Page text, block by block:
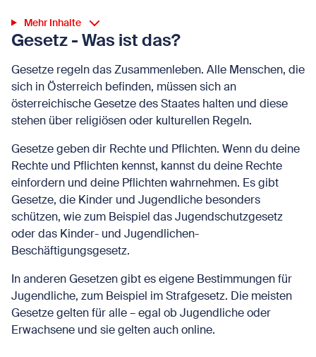
Mehr Inhalte
Gesetz - Was ist das?
Gesetze regeln das Zusammenleben. Alle Menschen, die
sich in Österreich befinden, müssen sich an
österreichische Gesetze des Staates halten und diese
stehen über religiösen oder kulturellen Regeln.
Gesetze geben dir Rechte und Pflichten. Wenn du deine
Rechte und Pflichten kennst, kannst du deine Rechte
einfordern und deine Pflichten wahrnehmen. Es gibt
Gesetze, die Kinder und Jugendliche besonders
schützen, wie zum Beispiel das Jugendschutzgesetz
oder das Kinder- und Jugendlichen-
Beschäftigungsgesetz.
In anderen Gesetzen gibt es eigene Bestimmungen für
Jugendliche, zum Beispiel im Strafgesetz. Die meisten
Gesetze gelten für alle – egal ob Jugendliche oder
Erwachsene und sie gelten auch online.